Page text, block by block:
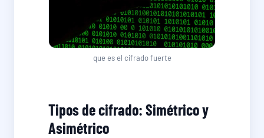
que es el cifrado fuerte
Tipos de cifrado: Simétrico y
Asimétrico